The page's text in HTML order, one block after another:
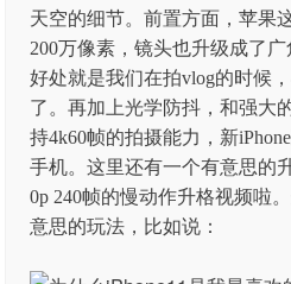
天空的细节。前置方面，苹果
200万像素，镜头也升级成了
好处就是我们在拍vlog的时候
了。再加上光学防抖，和强大
持4k60帧的拍摄能力，新
手机。这里还有一个有意思的
0p 240帧的慢动作升格视频啦
意思的玩法，比如说：